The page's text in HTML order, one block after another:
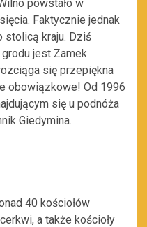
powstało w
Faktycznie jednak
stolicą kraju. Dziś
jest Zamek
się przepiękna
obowiązkowe! Od 1996
się u podnóża
Giedymina.
40 kościołów
a także kościoły